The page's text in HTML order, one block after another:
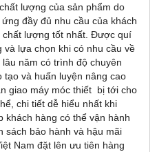
lượng của sản phẩm do
đầy đủ nhu cầu của khách
chất lượng tốt nhất. Được quí
lựa chọn khi có nhu cầu về
năm có trình độ chuyên
và huấn luyện nâng cao
giao máy móc thiết bị tới cho
chi tiết dễ hiểu nhất khi
khách hàng có thể vận hành
sách bảo hành và hậu mãi
Nam đặt lên ưu tiên hàng